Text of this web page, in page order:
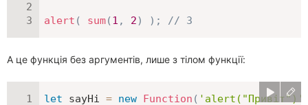
alert ( sum(1 , 2) ) ; // 3
А це функція без аргументів, лише з тілом функції:
let sayHi = new Function ( 'alert("Привіт")'